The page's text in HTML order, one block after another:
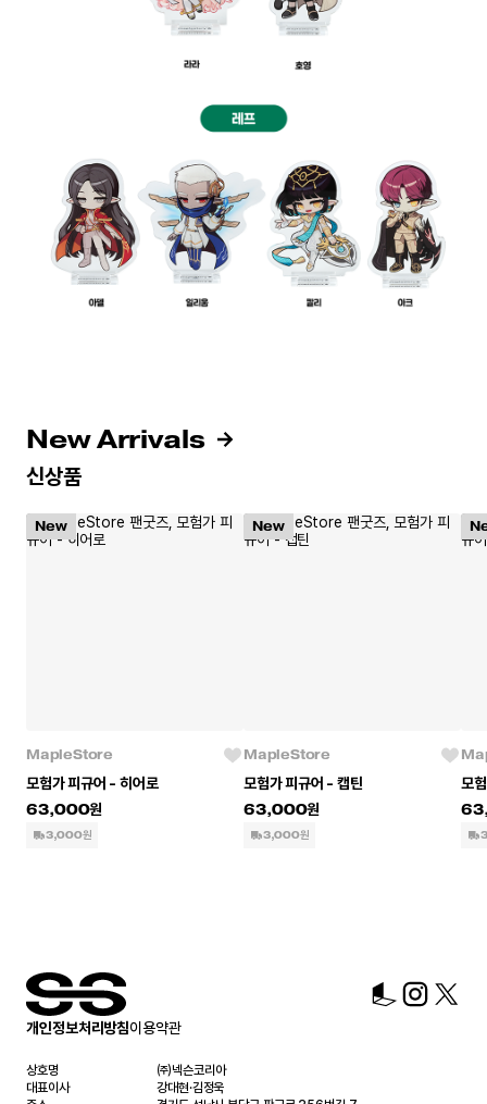
New Arrivals
신상품
New
MapleStore
모험가 피규어 - 히어로
63,000
3,000원
New
MapleStore
모험가 피규어 - 캡틴
63,000
3,000원
모
개인정보처리방침이용약관
상호명
㈜넥슨코리아
대표이사
강대현·김정욱